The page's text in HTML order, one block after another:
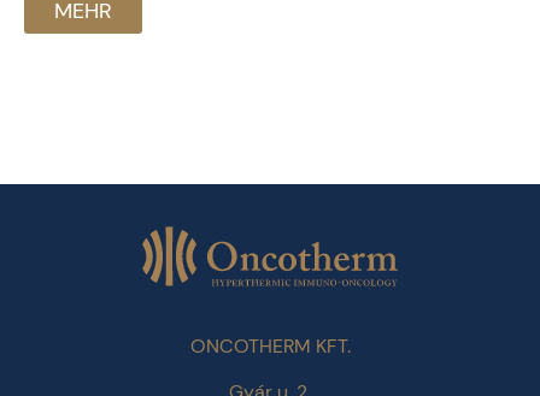
MEHR
ONCOTHERM KFT.